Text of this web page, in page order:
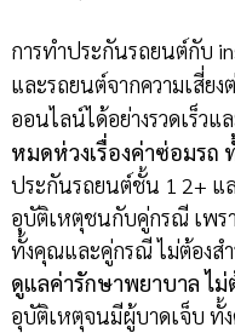
การทำประกันรถยนต์กับ
และรถยนต์จากความเสี่ย
ออนไลน์ได้อย่างรวดเร็ว
หมดห่วงเรื่องค่าซ่อมรถ
ประกันรถยนต์ชั้น 1 2+ แล
อุบัติเหตุชนกับคู่กรณี เพร
ทั้งคุณและคู่กรณี ไม่ต้องสำ
ดูแลค่ารักษาพยาบาล ไม่
อุบัติเหตุจนมีผู้บาดเจ็บ ทั้